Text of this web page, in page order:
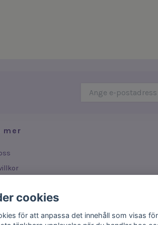
mer
cookies
för att anpassa det innehåll som visas